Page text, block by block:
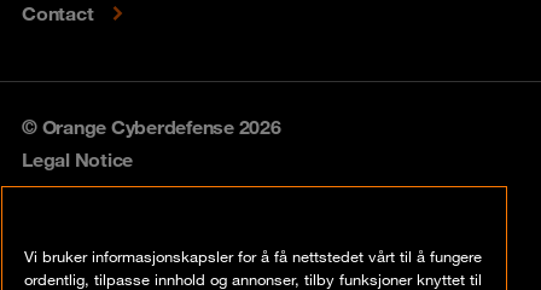
Contact
© Orange Cyberdefense 2026
Legal Notice
Vulnerability policy
Vi bruker informasjonskapsler for å få nettstedet vårt til å fungere
ordentlig, tilpasse innhold og annonser, tilby funksjoner knyttet til